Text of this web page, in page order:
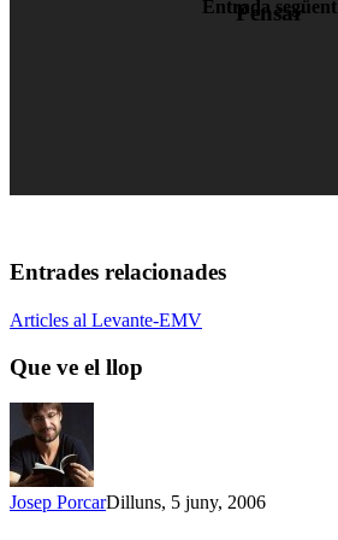
Entrada següent
Pensar
Entrades relacionades
Articles al Levante-EMV
Que ve el llop
Josep PorcarDilluns, 5 juny, 2006